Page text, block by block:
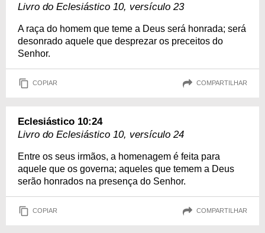
Livro do Eclesiástico 10, versículo 23
A raça do homem que teme a Deus será honrada; será
desonrado aquele que desprezar os preceitos do
Senhor.
COPIAR COMPARTILHAR
Eclesiástico 10:24
Livro do Eclesiástico 10, versículo 24
Entre os seus irmãos, a homenagem é feita para
aquele que os governa; aqueles que temem a Deus
serão honrados na presença do Senhor.
COPIAR COMPARTILHAR